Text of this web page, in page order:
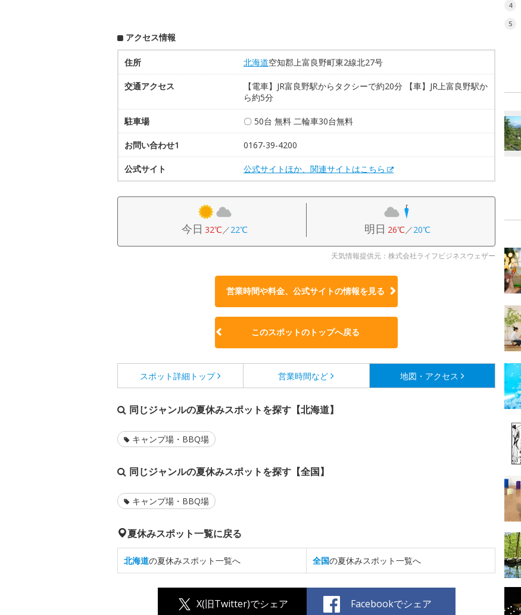
アクセス情報
住所 北海道空知郡上富良野町東2線北27号
交通アクセス
【電車】JR富良野駅からタクシーで約20分 【車】JR上富良野駅か
ら約5分
駐車場 〇 50台 無料 二輪車30台無料
お問い合わせ1 0167-39-4200
公式サイト 公式サイトほか、関連サイトはこちら
今日 32℃／22℃ 明日 26℃／20℃
天気情報提供元：株式会社ライフビジネスウェザー
営業時間や料金、公式サイトの情報を見る
このスポットのトップへ戻る
スポット詳細 トップ 営業時間など 地図・アクセス
同じジャンルの夏休みスポットを探す【北海道】
キャンプ場・BBQ場
同じジャンルの夏休みスポットを探す【全国】
キャンプ場・BBQ場
夏休みスポット一覧に戻る
北海道の夏休みスポット一覧へ 全国の夏休みスポット一覧へ
X(旧Twitter)でシェア Facebookでシェア
4
5